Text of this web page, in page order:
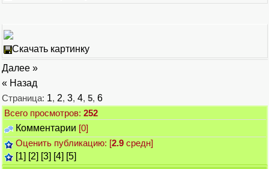
Скачать картинку
Далее »
« Назад
Страница: 1, 2, 3, 4, 5, 6
Всего просмотров: 252
Комментарии [0]
Оценить публикацию: [2.9 средн]
[1] [2] [3] [4] [5]